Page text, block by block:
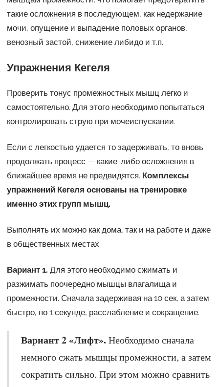
такие осложнения в последующем, как недержание
мочи, опущение и выпадение половых органов,
венозный застой, снижение либидо и т.п.
Упражнения Кегеля
Проверить тонус промежностных мышц легко и
самостоятельно. Для этого необходимо попытаться
контролировать струю при мочеиспускании.
Если с легкостью удается то задерживать, то вновь
продолжать процесс — какие-либо осложнения в
ближайшее время не предвидятся. Комплексы
упражнений Кегеля основаны на тренировке
именно этих групп мышц.
Выполнять их можно как дома, так и на работе и даже
в общественных местах.
Вариант 1. Для этого необходимо сжимать и
разжимать поочередно мышцы влагалища и
промежности. Сначала задерживая на 10 сек, а затем
быстро, по 1 секунде, расслабление и сокращение.
Вариант 2 «Лифт». Необходимо сначала
немного сжать мышцы промежности, а затем
сократить сильно. При этом можно сравнить